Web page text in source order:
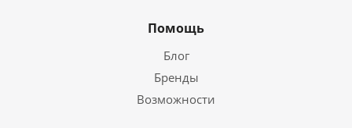
Помощь
Блог
Бренды
Возможности